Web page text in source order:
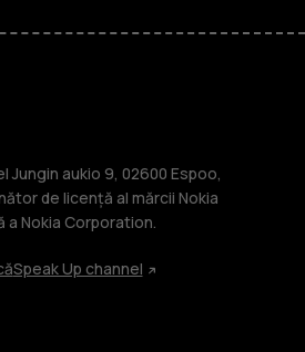
aukio 9, 02600 Espoo,
de licență al mărcii Nokia
Nokia Corporation.
Speak Up channel